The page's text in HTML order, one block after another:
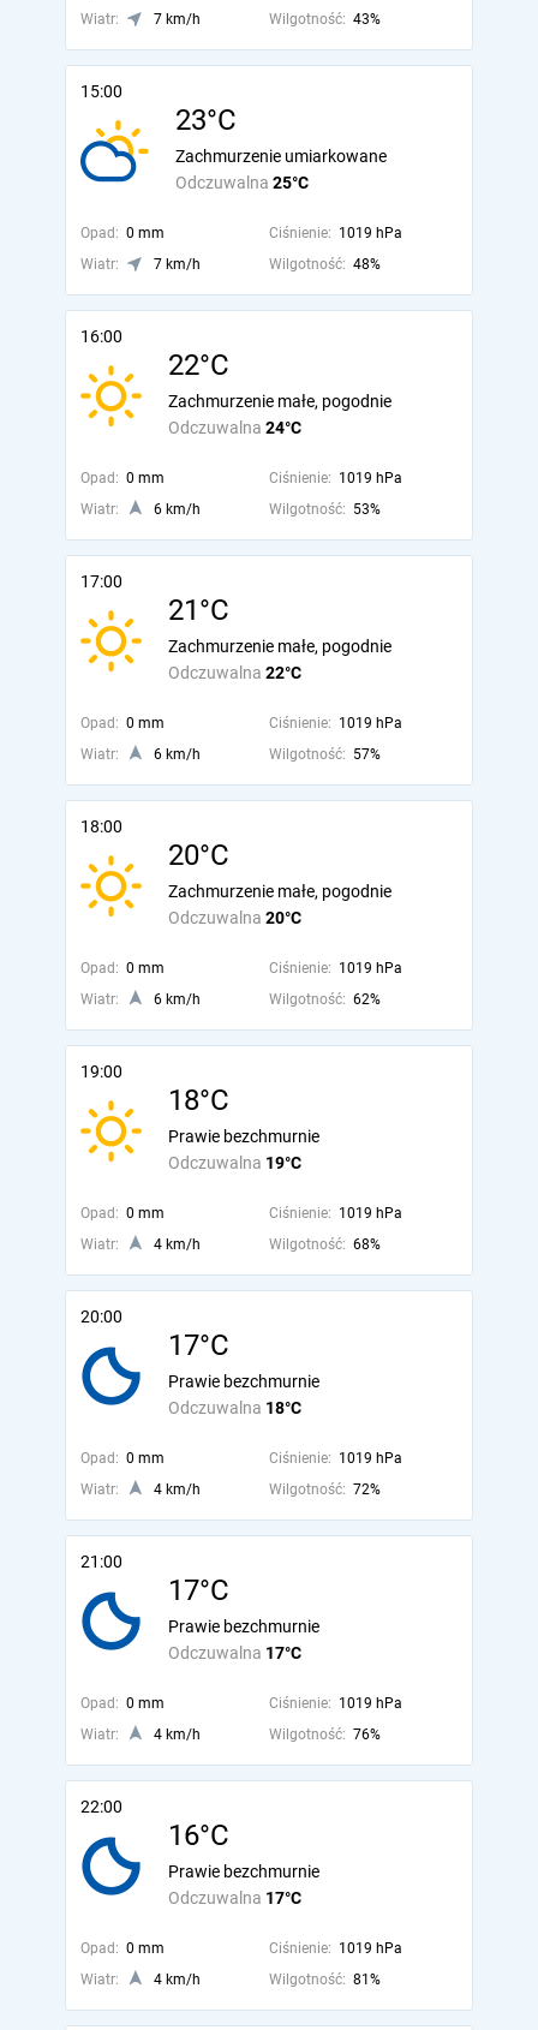
Wiatr:
7 km/h Wilgotność: 43%
15:00
23°C
Odczuwalna 25°C
Zachmurzenie umiarkowane
Opad: 0 mm Ciśnienie: 1019 hPa
Wiatr:
7 km/h Wilgotność: 48%
16:00
22°C
Odczuwalna 24°C
Zachmurzenie małe, pogodnie
Opad: 0 mm Ciśnienie: 1019 hPa
Wiatr:
6 km/h Wilgotność: 53%
17:00
21°C
Odczuwalna 22°C
Zachmurzenie małe, pogodnie
Opad: 0 mm Ciśnienie: 1019 hPa
Wiatr:
6 km/h Wilgotność: 57%
18:00
20°C
Odczuwalna 20°C
Zachmurzenie małe, pogodnie
Opad: 0 mm Ciśnienie: 1019 hPa
Wiatr:
6 km/h Wilgotność: 62%
19:00
18°C
Odczuwalna 19°C
Prawie bezchmurnie
Opad: 0 mm Ciśnienie: 1019 hPa
Wiatr:
4 km/h Wilgotność: 68%
20:00
17°C
Odczuwalna 18°C
Prawie bezchmurnie
Opad: 0 mm Ciśnienie: 1019 hPa
Wiatr:
4 km/h Wilgotność: 72%
21:00
17°C
Odczuwalna 17°C
Prawie bezchmurnie
Opad: 0 mm Ciśnienie: 1019 hPa
Wiatr:
4 km/h Wilgotność: 76%
22:00
16°C
Odczuwalna 17°C
Prawie bezchmurnie
Opad: 0 mm Ciśnienie: 1019 hPa
Wiatr:
4 km/h Wilgotność: 81%